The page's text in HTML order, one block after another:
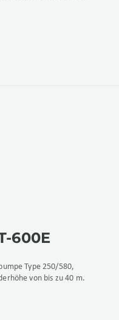
600E
Type 250/580,
von bis zu 40 m.